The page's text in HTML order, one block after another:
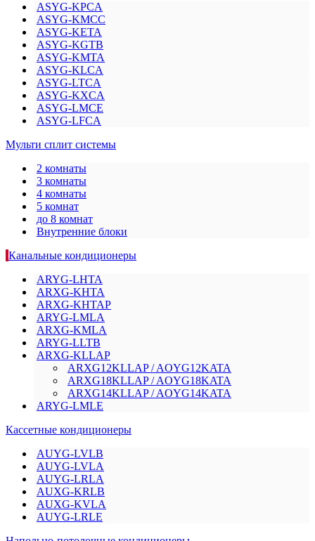
ASYG-KPCA
ASYG-KMCC
ASYG-KETA
ASYG-KGTB
ASYG-KMTA
ASYG-KLCA
ASYG-LTCA
ASYG-KXCA
ASYG-LMCE
ASYG-LFCA
Мульти сплит системы
2 комнаты
3 комнаты
4 комнаты
5 комнат
до 8 комнат
Внутренние блоки
Канальные кондиционеры
ARYG-LHTA
ARXG-KHTA
ARXG-KHTAP
ARYG-LMLA
ARXG-KMLA
ARYG-LLTB
ARXG-KLLAP
ARXG12KLLAP / AOYG12KATA
ARXG18KLLAP / AOYG18KATA
ARXG14KLLAP / AOYG14KATA
ARYG-LMLE
Кассетные кондиционеры
AUYG-LVLB
AUYG-LVLA
AUYG-LRLA
AUXG-KRLB
AUXG-KVLA
AUYG-LRLE